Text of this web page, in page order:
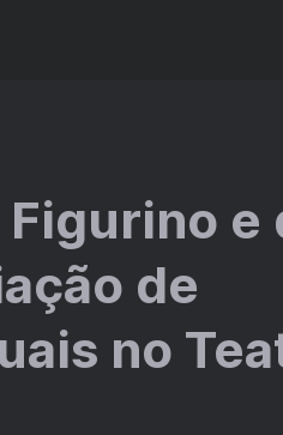
e
de
no